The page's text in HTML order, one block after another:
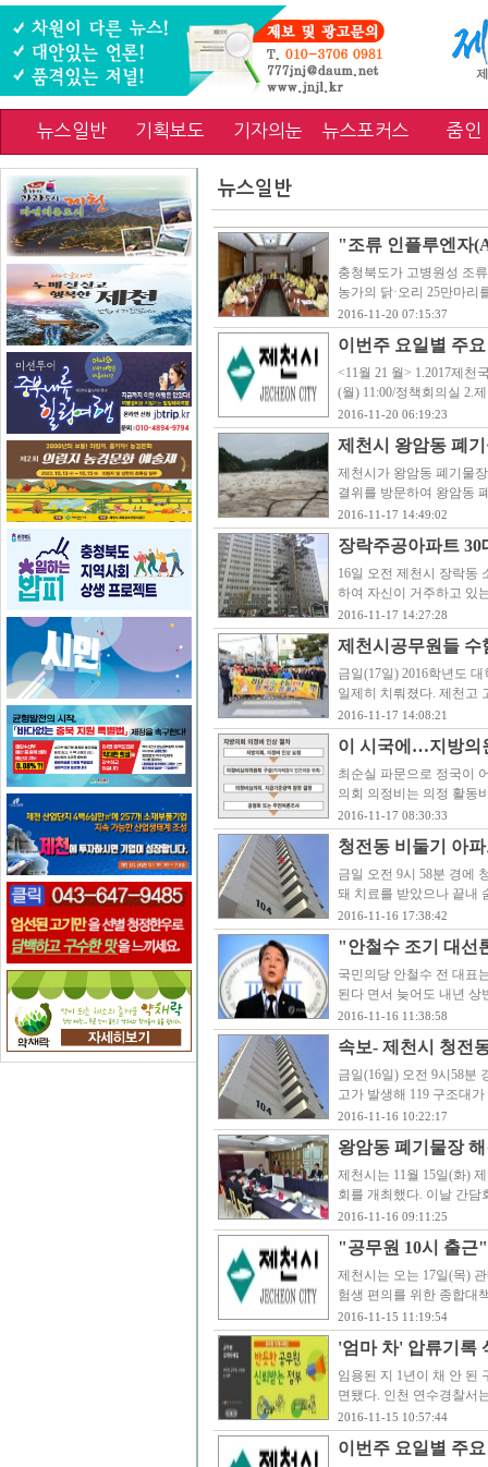
뉴스일반 기획보도 기자의눈 뉴스포커스 줌인
뉴스일반
"조류 인플루엔자
충청북도가 고병원성 조
농가의 닭·오리 25만마
2016-11-20 07:15:37
이번주 요일별 주
<11월 21 월> 1.2017제천
(월) 11:00/정책회의실 2.
2016-11-20 06:19:23
제천시 왕암동 폐
제천시가 왕암동 폐기물
결위를 방문하여 왕암동
2016-11-17 14:49:02
장락주공아파트
16일 오전 제천시 장락동
하여 자신이 거주하고 있
2016-11-17 14:27:28
제천시공무원들
금일(17일) 2016학년도
일제히 치뤄졌다. 제천고
2016-11-17 14:08:21
이 시국에…지방의
최순실 파문으로 정국이
의회 의정비는 의정 활동
2016-11-17 08:30:33
청전동 비둘기 아
금일 오전 9시 58분 경에
돼 치료를 받았으나 끝내
2016-11-16 17:38:42
"안철수 조기 대선
국민의당 안철수 전 대표
된다 면서 늦어도 내년
2016-11-16 11:38:58
속보- 제천시 청전
금일(16일) 오전 9시58분
고가 발생해 119 구조대
2016-11-16 10:22:17
왕암동 폐기물장
제천시는 11월 15일(화)
회를 개최했다. 이날 간
2016-11-16 09:11:25
"공무원 10시 출근
제천시는 오는 17일(목)
험생 편의를 위한 종합대
2016-11-15 11:19:54
'엄마 차' 압류기록
임용된 지 1년이 채 안 된
면됐다. 인천 연수경찰서
2016-11-15 10:57:44
이번주 요일별 주